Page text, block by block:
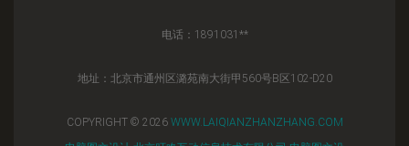
电话：1891031**
地址：北京市通州区潞苑南大街甲560号B区102-D20
COPYRIGHT © 2026 WWW.LAIQIANZHANZHANG.COM